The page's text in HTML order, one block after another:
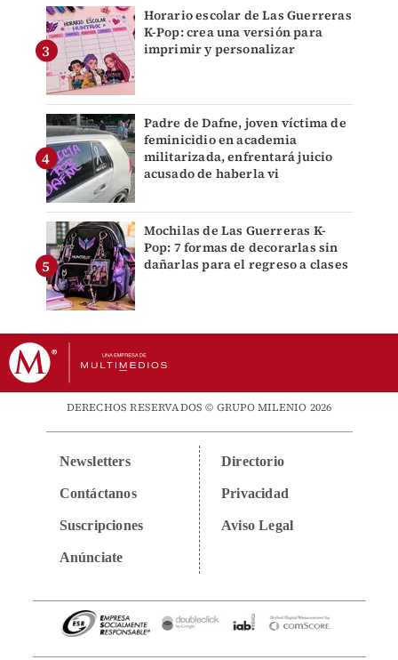
Horario escolar de Las Guerreras
K-Pop: crea una versión para
imprimir y personalizar
Padre de Dafne, joven víctima de
feminicidio en academia
militarizada, enfrentará juicio
acusado de haberla vi
Mochilas de Las Guerreras K-
Pop: 7 formas de decorarlas sin
dañarlas para el regreso a clases
DERECHOS RESERVADOS © GRUPO MILENIO 2026
Newsletters
Contáctanos
Suscripciones
Anúnciate
Directorio
Privacidad
Aviso Legal